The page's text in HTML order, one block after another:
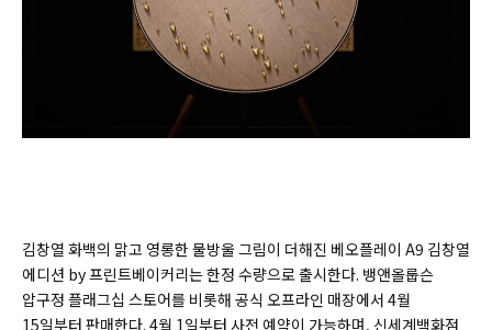
김창열 화백의 맑고 영롱한 물방울 그림이 더해진 베오플레이 A9 김창열
에디션 by 프린트베이커리는 한정 수량으로 출시한다. 뱅앤올룹슨
압구정 플래그십 스토어를 비롯해 공식 오프라인 매장에서 4월
15일부터 판매한다. 4월 1일부터 사전 예약이 가능하며, 신세계백화점